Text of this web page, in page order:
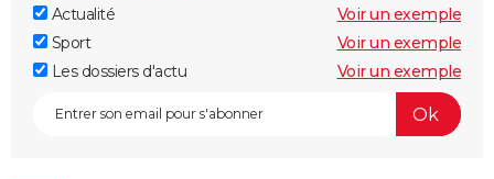
Actualité
Voir un exemple
Sport
Voir un exemple
Les dossiers d'actu
Voir un exemple